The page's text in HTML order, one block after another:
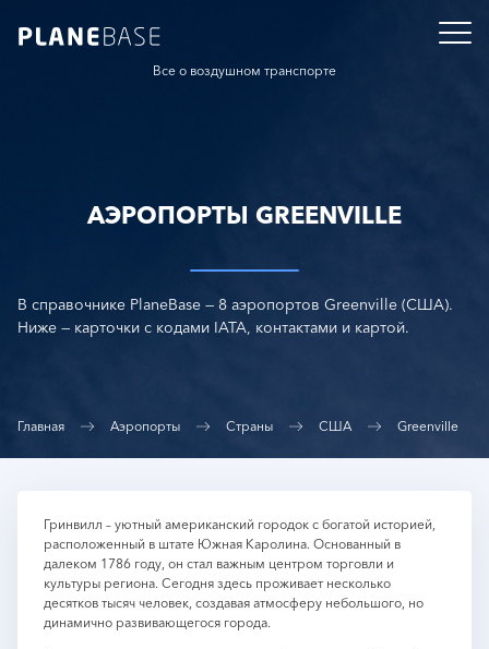
Все о воздушном транспорте
АЭРОПОРТЫ GREENVILLE
В справочнике PlaneBase — 8 аэропортов Greenville (США).
Ниже — карточки с кодами IATA, контактами и картой.
Главная Аэропорты Страны США Greenville
Гринвилл – уютный американский городок с богатой историей,
расположенный в штате Южная Каролина. Основанный в
далеком 1786 году, он стал важным центром торговли и
культуры региона. Сегодня здесь проживает несколько
десятков тысяч человек, создавая атмосферу небольшого, но
динамично развивающегося города.